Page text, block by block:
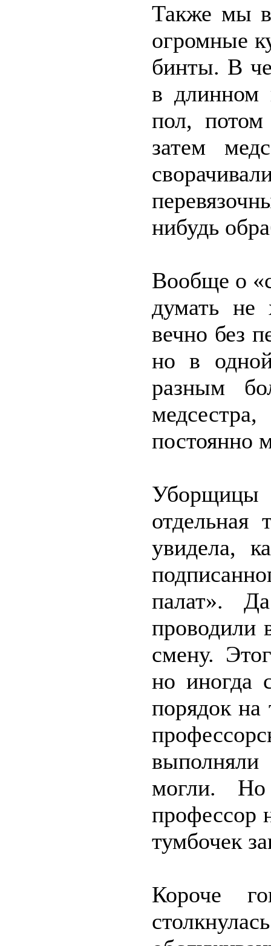
Также мы
огромные
бинты. В
в длинном
пол, потом
затем
нибудь
Вообще о
думать не
вечно без
но в
разным
постоянно
увидела,
палат».
проводили
смену.
но иногда
порядок на
выполняли
могли.
профессор
тумбочек
Короче